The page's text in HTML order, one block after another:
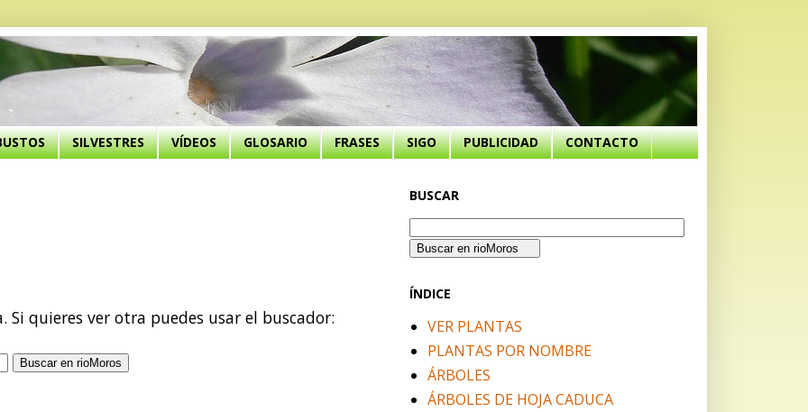
SILVESTRES VÍDEOS GLOSARIO FRASES SIGO PUBLICIDAD CONTACTO
quieres ver otra puedes usar el buscador:
BUSCAR
ÍNDICE
VER PLANTAS
PLANTAS POR NOMBRE
ÁRBOLES
ÁRBOLES DE HOJA CADUCA